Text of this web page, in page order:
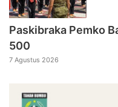
Paskibraka Pemko
500
7 Agustus 2026